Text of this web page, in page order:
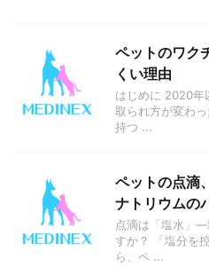
ペットのワク
くい理由
はじめに 2020年
取られ方が変わ
持つ ...
ペットの点滴
ナトリウムの
点滴は「塩水」—
すか？ 「塩分を
ら、ペ ...